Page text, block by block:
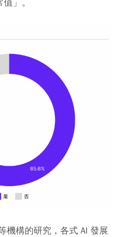
機構的研究，各式 AI 發展